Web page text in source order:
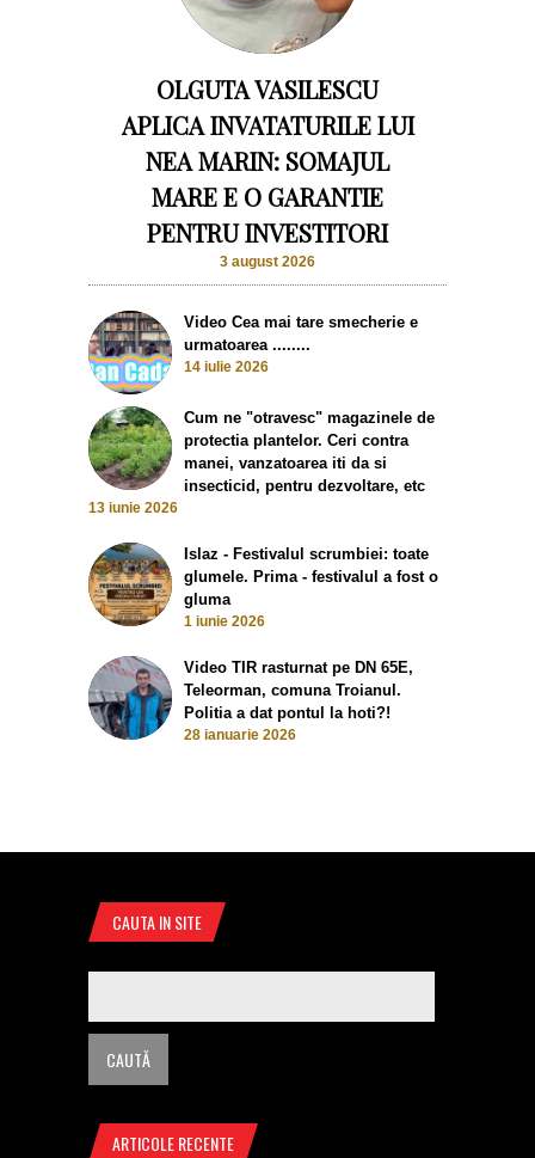
OLGUTA VASILESCU
APLICA INVATATURILE LUI
NEA MARIN: SOMAJUL
MARE E O GARANTIE
PENTRU INVESTITORI
3 august 2026
Video Cea mai tare smecherie e
urmatoarea ........
14 iulie 2026
Cum ne "otravesc" magazinele de
protectia plantelor. Ceri contra
manei, vanzatoarea iti da si
insecticid, pentru dezvoltare, etc
13 iunie 2026
Islaz - Festivalul scrumbiei: toate
glumele. Prima - festivalul a fost o
gluma
1 iunie 2026
Video TIR rasturnat pe DN 65E,
Teleorman, comuna Troianul.
Politia a dat pontul la hoti?!
28 ianuarie 2026
CAUTA IN SITE
ARTICOLE RECENTE